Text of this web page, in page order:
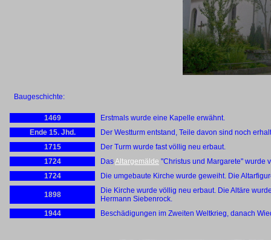
Baugeschichte:
1469
Erstmals wurde eine Kapelle erwähnt.
Ende 15. Jhd.
Der Westturm entstand, Teile davon sind noch
1715
Der Turm wurde fast völlig neu erbaut.
1724
DasAltargemälde "Christus und Margarete" wurde
1724
Die umgebaute Kirche wurde geweiht. Die
1898
Die Kirche wurde völlig neu erbaut. Die Altäre
Hermann Siebenrock.
1944
Beschädigungen im Zweiten Weltkrieg, danach